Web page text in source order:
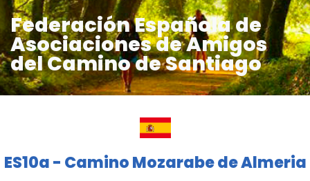
Federación Española de
Asociaciones de Amigos
del Camino de Santiago
ES10a - Camino Mozarabe de Almeria